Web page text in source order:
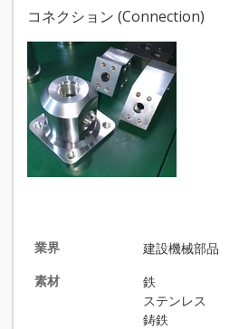
コネクション (Connection)
業界
建設機械部品
素材
鉄
ステンレス
鋳鉄